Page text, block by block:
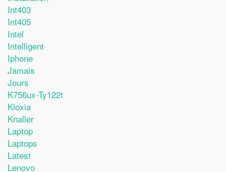
Int403
Int405
Intel
Intelligent
Iphone
Jamais
Jours
K756ux-Ty122t
Kioxia
Knaller
Laptop
Laptops
Latest
Lenovo